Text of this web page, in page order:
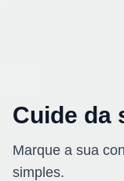
Cuide da
Marque a sua
simples.